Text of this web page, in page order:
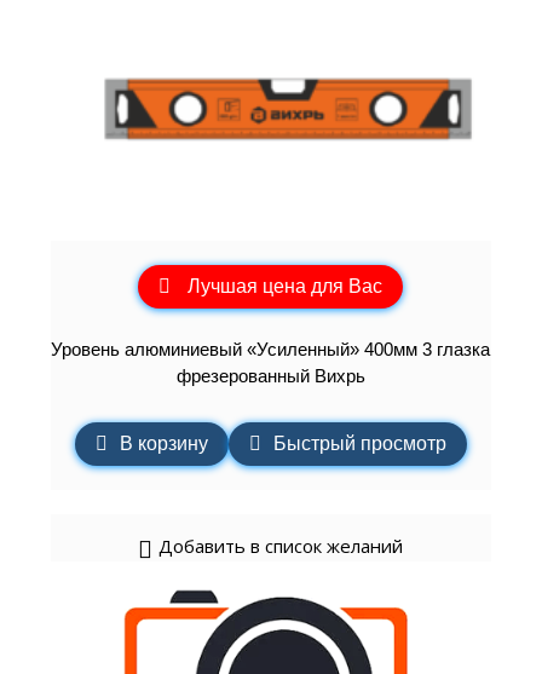
Лучшая цена для Вас
Уровень алюминиевый «Усиленный» 400мм 3 глазка
фрезерованный Вихрь
В корзину Быстрый просмотр
Добавить в список желаний